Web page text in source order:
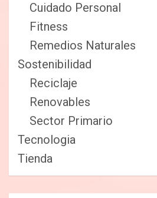
Cuidado Personal
Fitness
Remedios Naturales
Sostenibilidad
Reciclaje
Renovables
Sector Primario
Tecnologia
Tienda